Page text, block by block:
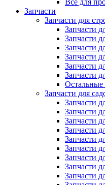
Все для
Запчасти
Запчасти для
Запчасти
Запчасти
Запчасти
Запчасти
Запчасти
Запчасти
Остальные
Запчасти для
Запчасти
Запчасти
Запчасти
Запчасти
Запчасти
Запчасти
Запчасти
Запчасти
Запчасти